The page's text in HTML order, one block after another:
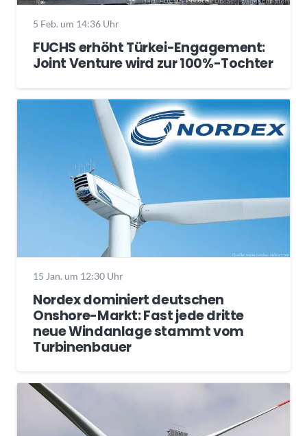
5 Feb. um 14:36 Uhr
FUCHS erhöht Türkei-Engagement:
Joint Venture wird zur 100%-Tochter
15 Jan. um 12:30 Uhr
Nordex dominiert deutschen
Onshore-Markt: Fast jede dritte
neue Windanlage stammt vom
Turbinenbauer